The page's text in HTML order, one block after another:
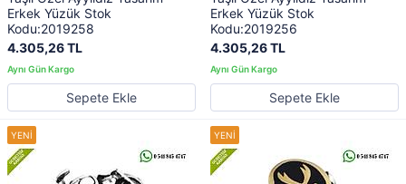
Erkek Yüzük Stok
Kodu:2019258
4.305,26 TL
Sepete Ekle
Erkek Yüzük Stok
Kodu:2019256
4.305,26 TL
Sepete Ekle